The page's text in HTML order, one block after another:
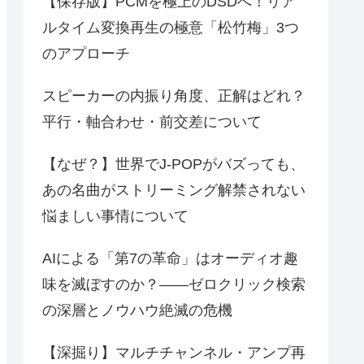
ルタイム変換再生の極意「松竹梅」3つ
のアプローチ
スピーカーの内振り角度、正解はどれ？
平行・軸合わせ・前交差について
【なぜ？】世界でJ-POPがバズっても、
あの名曲がストリーミング解禁されない
悩ましい事情について
AIによる「第7の革命」はオーディオ趣
味を滅ぼすのか？――ゼロクリック検索
の深層とノウハウ絶滅の危機
【深掘り】マルチチャンネル・アンプ再